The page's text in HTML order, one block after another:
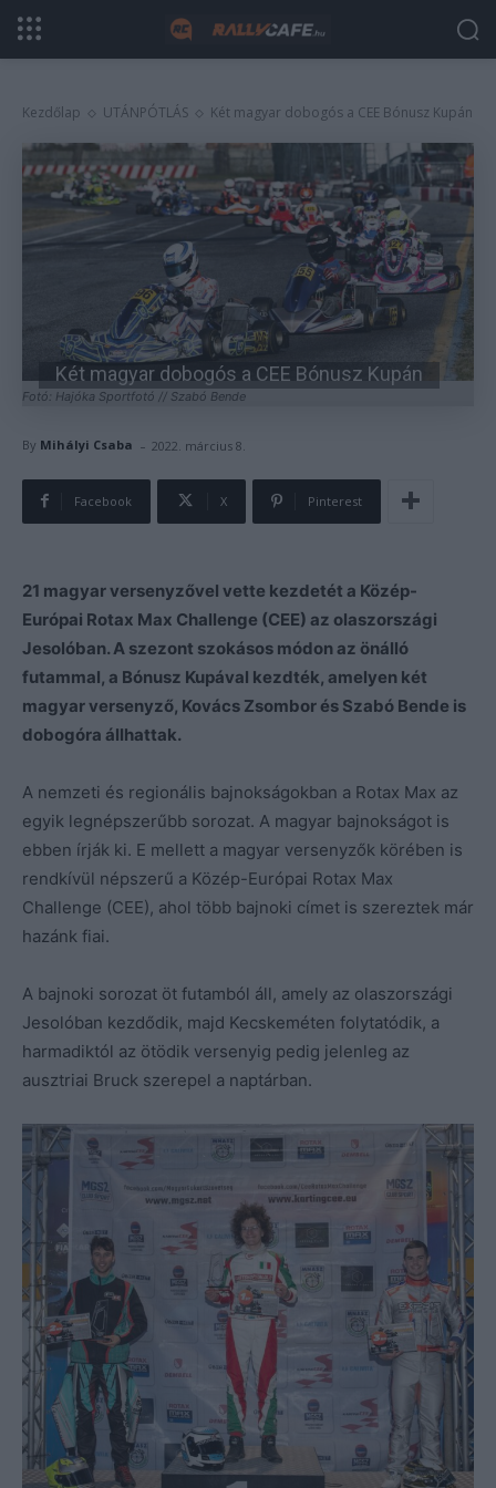
Kezdőlap UTÁNPÓTLÁS Két magyar dobogós a CEE Bónusz Kupán
Fotó: Hajóka Sportfotó // Szabó Bende
Két magyar dobogós a CEE Bónusz Kupán
By Mihályi Csaba - 2022. március 8.
Facebook X Pinterest
21 magyar versenyzővel vette kezdetét a Közép-
Európai Rotax Max Challenge (CEE) az olaszországi
Jesolóban. A szezont szokásos módon az önálló
futammal, a Bónusz Kupával kezdték, amelyen két
magyar versenyző, Kovács Zsombor és Szabó Bende is
dobogóra állhattak.
A nemzeti és regionális bajnokságokban a Rotax Max az
egyik legnépszerűbb sorozat. A magyar bajnokságot is
ebben írják ki. E mellett a magyar versenyzők körében is
rendkívül népszerű a Közép-Európai Rotax Max
Challenge (CEE), ahol több bajnoki címet is szereztek már
hazánk fiai.
A bajnoki sorozat öt futamból áll, amely az olaszországi
Jesolóban kezdődik, majd Kecskeméten folytatódik, a
harmadiktól az ötödik versenyig pedig jelenleg az
ausztriai Bruck szerepel a naptárban.